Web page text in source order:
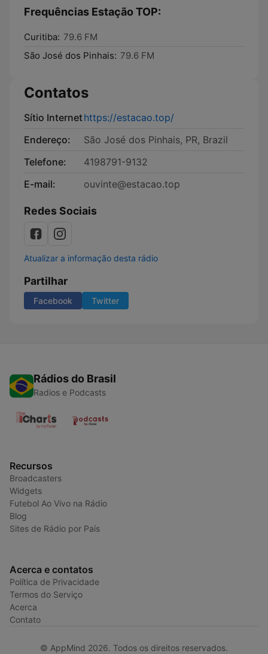
Frequências Estação TOP:
Curitiba: 79.6 FM
São José dos Pinhais: 79.6 FM
Contatos
Sítio Internethttps://estacao.top/
Endereço:
São José dos Pinhais, PR, Brazil
Telefone:
4198791-9132
E-mail:
ouvinte@estacao.top
Redes Sociais
Atualizar a informação desta rádio
Partilhar
Facebook Twitter
Rádios do Brasil
Radios e Podcasts
Recursos
Broadcasters
Widgets
Futebol Ao Vivo na Rádio
Blog
Sites de Rádio por País
Acerca e contatos
Política de Privacidade
Termos do Serviço
Acerca
Contato
© AppMind 2026. Todos os direitos reservados.